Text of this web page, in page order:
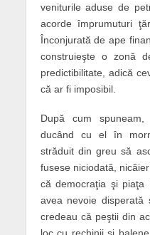
veniturile aduse de
acorde împrumuturi
Înconjurată de ape
construieşte o zonă
predictibilitate, adică
că ar fi imposibil.
După cum
ducând cu el în
străduit din greu să
fusese niciodată,
că democraţia şi
avea nevoie
credeau că peştii din